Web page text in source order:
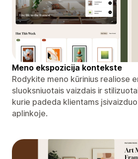
Meno ekspozicija kontekste
Rodykite meno kūrinius realiose
sluoksniuotais vaizdais ir
kurie padeda klientams
aplinkoje.